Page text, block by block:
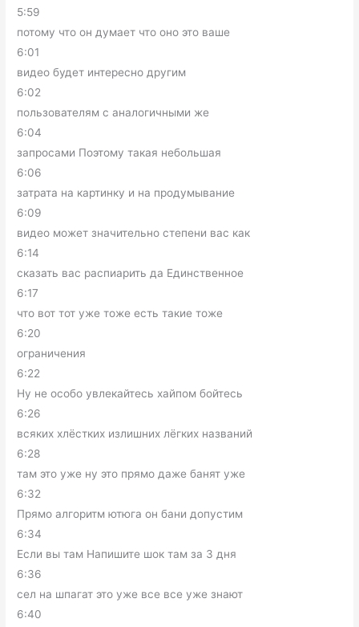
5:59
потому что он думает что оно это ваше
6:01
видео будет интересно другим
6:02
пользователям с аналогичными же
6:04
запросами Поэтому такая небольшая
6:06
затрата на картинку и на продумывание
6:09
видео может значительно степени вас как
6:14
сказать вас распиарить да Единственное
6:17
что вот тот уже тоже есть такие тоже
6:20
ограничения
6:22
Ну не особо увлекайтесь хайпом бойтесь
6:26
всяких хлёстких излишних лёгких названий
6:28
там это уже ну это прямо даже банят уже
6:32
Прямо алгоритм ютюга он бани допустим
6:34
Если вы там Напишите шок там за 3 дня
6:36
сел на шпагат это уже все все уже знают
6:40